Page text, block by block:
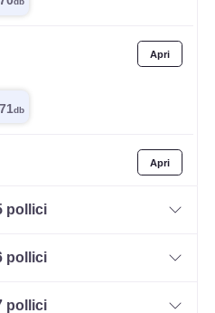
pollici
pollici
pollici